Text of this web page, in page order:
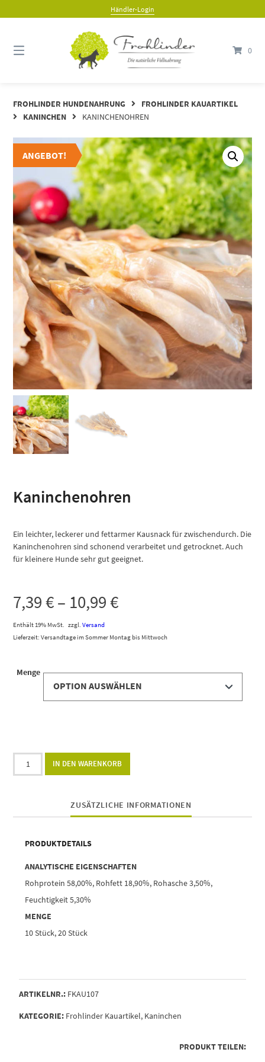
Händler-Login
0
FROHLINDER HUNDENAHRUNG
FROHLINDER KAUARTIKEL
KANINCHEN
KANINCHENOHREN
ANGEBOT!
Kaninchenohren
Ein leichter, leckerer und fettarmer Kausnack für zwischendurch. Die
Kaninchenohren sind schonend verarbeitet und getrocknet. Auch
für kleinere Hunde sehr gut geeignet.
7,39€– 10,99€
Enthält 19% MwSt. zzgl.Versand
Lieferzeit: Versandtage im Sommer Montag bis Mittwoch
Menge
IN DEN WARENKORB
ZUSÄTZLICHE INFORMATIONEN
PRODUKTDETAILS
ANALYTISCHE EIGEN­SCHAFTEN
Rohprotein 58,00%, Rohfett 18,90%, Rohasche 3,50%,
Feuchtigkeit 5,30%
MENGE
10 Stück, 20 Stück
ARTIKELNR.: FKAU107
KATEGORIE: Frohlinder Kauartikel, Kaninchen
PRODUKT TEILEN: